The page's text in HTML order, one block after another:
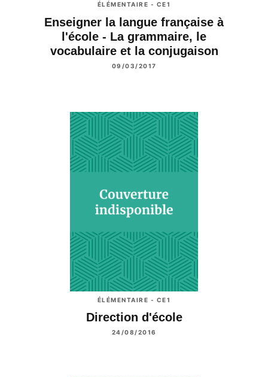
ÉLÉMENTAIRE - CE1
Enseigner la langue française à
l'école - La grammaire, le
vocabulaire et la conjugaison
09/03/2017
ÉLÉMENTAIRE - CE1
Direction d'école
24/08/2016